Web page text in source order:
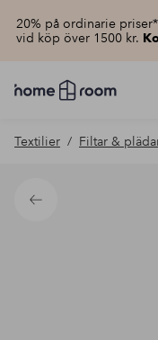
20% på ordinarie
vid köp över 1500 kr.
Homeroom
–
hemmet
pris
Textilier Filtar &
Tillbaka